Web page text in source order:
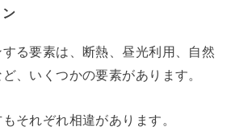
ン
る要素は、断熱、昼光利用、自然
、いくつかの要素があります。
それぞれ相違があります。